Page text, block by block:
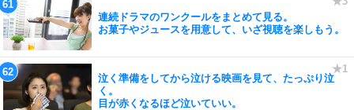
連続ドラマのワンクールをまとめて見る。
お菓子やジュースを用意して、いざ視聴を楽しもう。
泣く準備をしてから泣ける映画を見て、たっぷり泣
く。
目が赤くなるほど泣いていい。